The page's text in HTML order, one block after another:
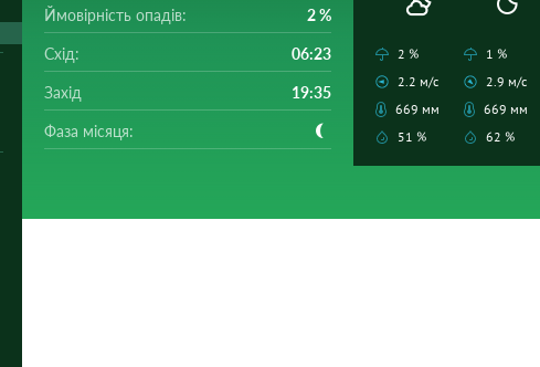
Ймовірність опадів: 2 %
Схід: 06:23
Захід 19:35
Фаза місяця:
2 %
2.2 м/с
669 мм
51 %
1 %
2.9 м/с
669 мм
62 %